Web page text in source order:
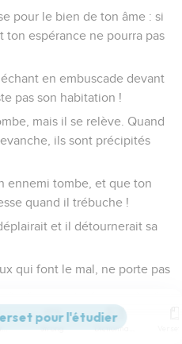
pour le bien de ton âme : si
ton espérance ne pourra pas
en embuscade devant
pas son habitation !
mais il se relève. Quand
ils sont précipités
ennemi tombe, et que ton
quand il trébuche !
et il détournerait sa
qui font le mal, ne porte pas
celui qui fait le mal, la lampe
Commentaires Strong